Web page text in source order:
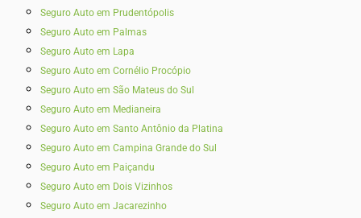
Seguro Auto em Prudentópolis
Seguro Auto em Palmas
Seguro Auto em Lapa
Seguro Auto em Cornélio Procópio
Seguro Auto em São Mateus do Sul
Seguro Auto em Medianeira
Seguro Auto em Santo Antônio da Platina
Seguro Auto em Campina Grande do Sul
Seguro Auto em Paiçandu
Seguro Auto em Dois Vizinhos
Seguro Auto em Jacarezinho